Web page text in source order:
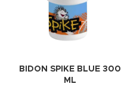
BIDON SPIKE BLUE 300
ML